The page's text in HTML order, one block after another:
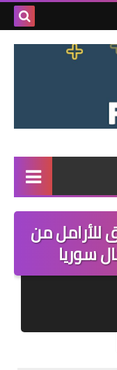
بحث
داخل سوريا
في العراق
اليمن
للأرامل من
سوريا